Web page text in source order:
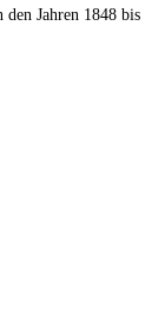
Jahren 1848 bis